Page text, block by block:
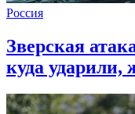
Россия
Зверская
куда ударили,